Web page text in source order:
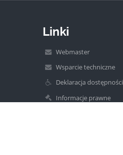
Linki
Webmaster
Wsparcie techniczne
Deklaracja dostępności
Informacje prawne